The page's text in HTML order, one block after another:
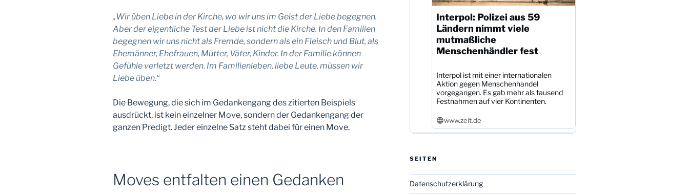
„Wir üben Liebe in der Kirche, wo wir uns im Geist der Liebe begegnen.
Aber der eigentliche Test der Liebe ist nicht die Kirche. In den Familien
begegnen wir uns nicht als Fremde, sondern als ein Fleisch und Blut, als
Ehemänner, Ehefrauen, Mütter, Väter, Kinder. In der Familie können
Gefühle verletzt werden. Im Familienleben, liebe Leute, müssen wir
Liebe üben.“
Die Bewegung, die sich im Gedankengang des zitierten Beispiels
ausdrückt, ist kein einzelner Move, sondern der Gedankengang der
ganzen Predigt. Jeder einzelne Satz steht dabei für einen Move.
Moves entfalten einen Gedanken
Interpol: Polizei aus 59
Ländern nimmt viele
mutmaßliche
Menschenhändler fest
Interpol ist mit einer internationalen
Aktion gegen Menschenhandel
vorgegangen. Es gab mehr als tausend
Festnahmen auf vier Kontinenten.
www.zeit.de
SEITEN
Datenschutzerklärung